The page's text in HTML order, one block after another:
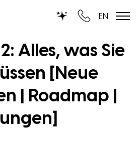
EN
TYPO3...
Einrichtungen
Alles, was Sie
[Neue
| Roadmap |